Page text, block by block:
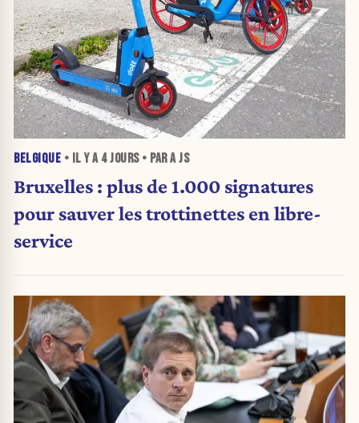
BELGIQUE • IL Y A 4 JOURS• PAR A JS
Bruxelles : plus de 1.000 signatures
pour sauver les trottinettes en libre-
service